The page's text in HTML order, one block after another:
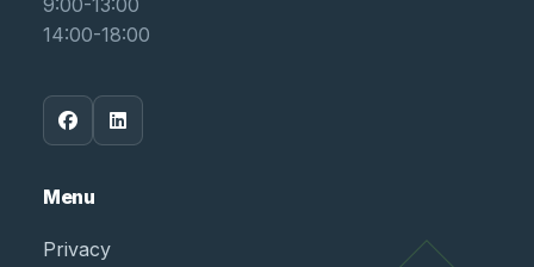
9:00-13:00
14:00-18:00
Menu
Privacy